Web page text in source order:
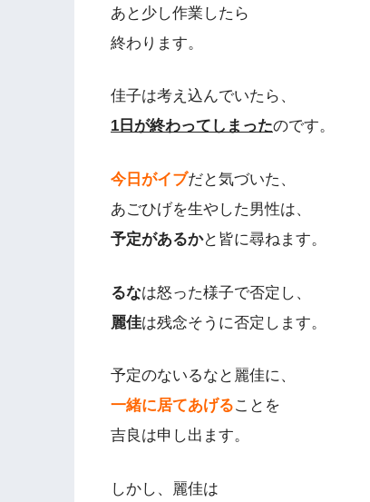
あと少し作業したら
終わります。
佳子は考え込んでいたら、
1日が終わってしまったのです。
今日がイブだと気づいた、
あごひげを生やした男性は、
予定があるかと皆に尋ねます。
るなは怒った様子で否定し、
麗佳は残念そうに否定します。
予定のないるなと麗佳に、
一緒に居てあげることを
吉良は申し出ます。
しかし、麗佳は